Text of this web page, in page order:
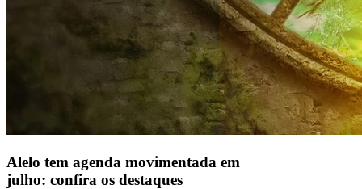
Alelo tem agenda movimentada em
julho: confira os destaques